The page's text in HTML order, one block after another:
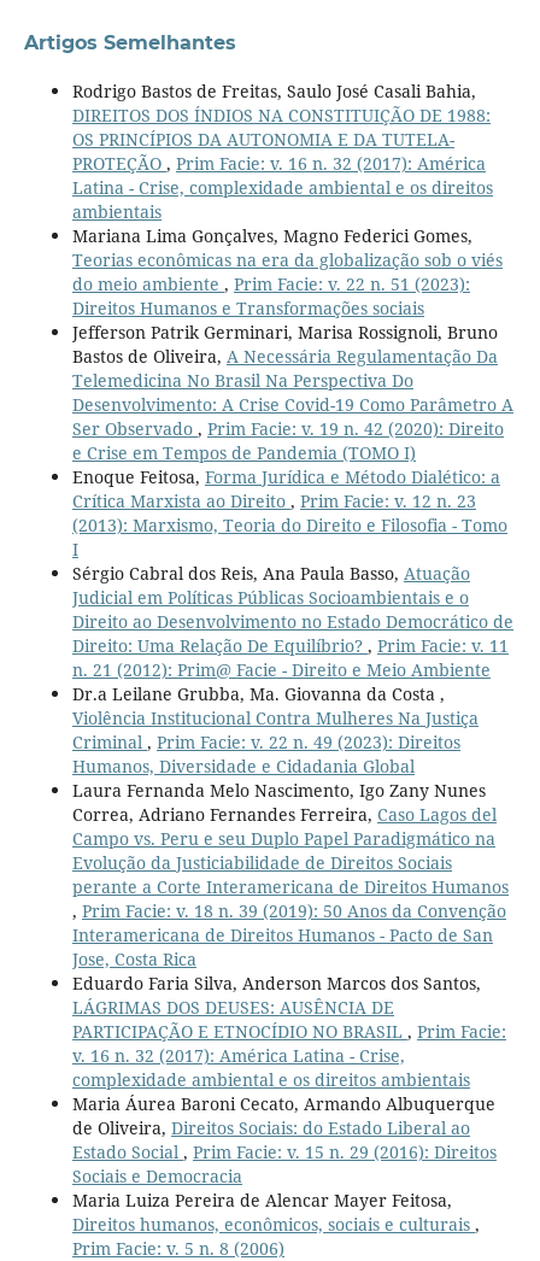
Artigos Semelhantes
Rodrigo Bastos de Freitas, Saulo José Casali Bahia,
DIREITOS DOS ÍNDIOS NA CONSTITUIÇÃO DE 1988:
OS PRINCÍPIOS DA AUTONOMIA E DA TUTELA-
PROTEÇÃO , Prim Facie: v. 16 n. 32 (2017): América
Latina - Crise, complexidade ambiental e os direitos
ambientais
Mariana Lima Gonçalves, Magno Federici Gomes,
Teorias econômicas na era da globalização sob o viés
do meio ambiente , Prim Facie: v. 22 n. 51 (2023):
Direitos Humanos e Transformações sociais
Jefferson Patrik Germinari, Marisa Rossignoli, Bruno
Bastos de Oliveira, A Necessária Regulamentação Da
Telemedicina No Brasil Na Perspectiva Do
Desenvolvimento: A Crise Covid-19 Como Parâmetro A
Ser Observado , Prim Facie: v. 19 n. 42 (2020): Direito
e Crise em Tempos de Pandemia (TOMO I)
Enoque Feitosa, Forma Jurídica e Método Dialético: a
Crítica Marxista ao Direito , Prim Facie: v. 12 n. 23
(2013): Marxismo, Teoria do Direito e Filosofia - Tomo
I
Sérgio Cabral dos Reis, Ana Paula Basso, Atuação
Judicial em Políticas Públicas Socioambientais e o
Direito ao Desenvolvimento no Estado Democrático de
Direito: Uma Relação De Equilíbrio? , Prim Facie: v. 11
n. 21 (2012): Prim@ Facie - Direito e Meio Ambiente
Dr.a Leilane Grubba, Ma. Giovanna da Costa ,
Violência Institucional Contra Mulheres Na Justiça
Criminal , Prim Facie: v. 22 n. 49 (2023): Direitos
Humanos, Diversidade e Cidadania Global
Laura Fernanda Melo Nascimento, Igo Zany Nunes
Correa, Adriano Fernandes Ferreira, Caso Lagos del
Campo vs. Peru e seu Duplo Papel Paradigmático na
Evolução da Justiciabilidade de Direitos Sociais
perante a Corte Interamericana de Direitos Humanos
, Prim Facie: v. 18 n. 39 (2019): 50 Anos da Convenção
Interamericana de Direitos Humanos - Pacto de San
Jose, Costa Rica
Eduardo Faria Silva, Anderson Marcos dos Santos,
LÁGRIMAS DOS DEUSES: AUSÊNCIA DE
PARTICIPAÇÃO E ETNOCÍDIO NO BRASIL , Prim Facie:
v. 16 n. 32 (2017): América Latina - Crise,
complexidade ambiental e os direitos ambientais
Maria Áurea Baroni Cecato, Armando Albuquerque
de Oliveira, Direitos Sociais: do Estado Liberal ao
Estado Social , Prim Facie: v. 15 n. 29 (2016): Direitos
Sociais e Democracia
Maria Luiza Pereira de Alencar Mayer Feitosa,
Direitos humanos, econômicos, sociais e culturais ,
Prim Facie: v. 5 n. 8 (2006)